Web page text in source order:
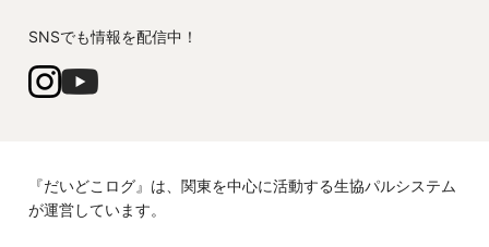
SNSでも情報を配信中！
『だいどこログ』は、関東を中心に活動する生協パルシステム
が運営しています。